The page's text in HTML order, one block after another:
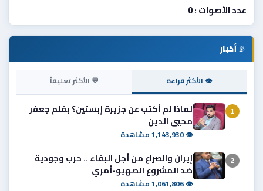
عدد الأصوات : 0
📡أخبار
👁 الأكثر قراءة 💬 الأكثر تعليقاً
1
لماذا لم أكتب عن جزيرة إبستين؟ بقلم جعفر
محيي الدين
👁 1,143,930 مشاهدة
2
إيران والصراع من أجل البقاء .. حرب وجودية
ضد المشروع الصهيو-أمري
👁 1,061,806 مشاهدة